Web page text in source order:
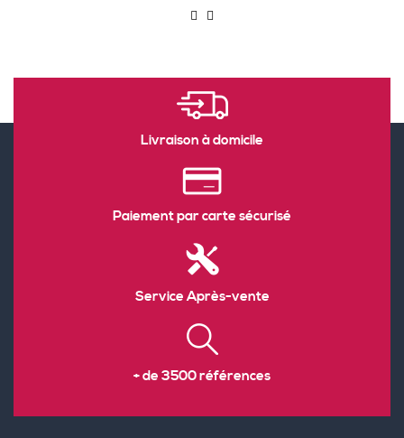
Livraison à domicile
Paiement par carte sécurisé
Service Après-vente
+ de 3500 références